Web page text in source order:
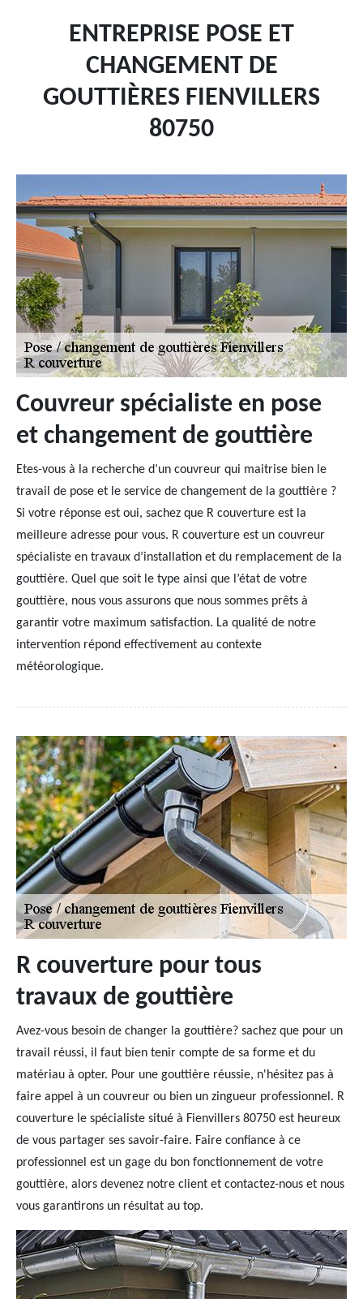
ENTREPRISE POSE ET
CHANGEMENT DE
GOUTTIÈRES FIENVILLERS
80750
Couvreur spécialiste en pose
et changement de gouttière
Etes-vous à la recherche d’un couvreur qui maitrise bien le
travail de pose et le service de changement de la gouttière ?
Si votre réponse est oui, sachez que R couverture est la
meilleure adresse pour vous. R couverture est un couvreur
spécialiste en travaux d’installation et du remplacement de la
gouttière. Quel que soit le type ainsi que l’état de votre
gouttière, nous vous assurons que nous sommes prêts à
garantir votre maximum satisfaction. La qualité de notre
intervention répond effectivement au contexte
météorologique.
R couverture pour tous
travaux de gouttière
Avez-vous besoin de changer la gouttière? sachez que pour un
travail réussi, il faut bien tenir compte de sa forme et du
matériau à opter. Pour une gouttière réussie, n'hésitez pas à
faire appel à un couvreur ou bien un zingueur professionnel. R
couverture le spécialiste situé à Fienvillers 80750 est heureux
de vous partager ses savoir-faire. Faire confiance à ce
professionnel est un gage du bon fonctionnement de votre
gouttière, alors devenez notre client et contactez-nous et nous
vous garantirons un résultat au top.